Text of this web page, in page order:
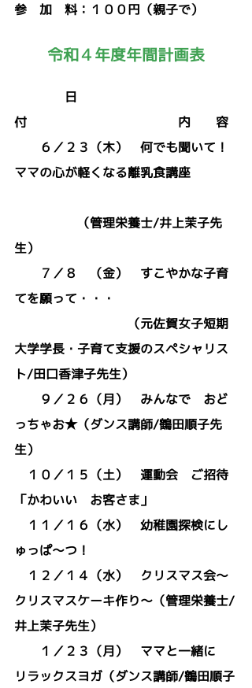
参　加　料：１００円（親子で）
令和４年度年間計画表
日
付　　　　　　　　　　　　内　　容
６／２３（木）　何でも聞いて！
ママの心が軽くなる離乳食講座
（管理栄養士/井上茉子先
生）
７／８　（金）　すこやかな子育
てを願って・・・
（元佐賀女子短期
大学学長・子育て支援のスペシャリス
ト/田口香津子先生）
９／２６（月）　みんなで　おど
っちゃお★（ダンス講師/鶴田順子先
生）
１０／１５（土）　運動会　ご招待
「かわいい　お客さま」
１１／１６（水）　幼稚園探検にし
ゅっぱ～つ！
１２／１４（水）　クリスマス会～
クリスマスケーキ作り～（管理栄養士/
井上茉子先生）
１／２３（月）　ママと一緒に
リラックスヨガ（ダンス講師/鶴田順子